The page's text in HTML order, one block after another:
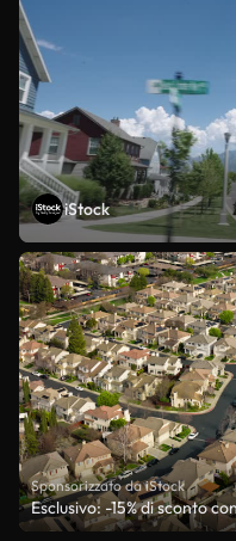
iStock
Sponsorizzato da iStock
Esclusivo: -15% di sconto